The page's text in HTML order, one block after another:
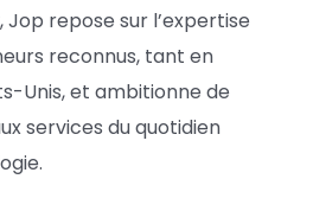
, Jop repose sur l’expertise
reconnus, tant en
Unis, et ambitionne de
services du quotidien